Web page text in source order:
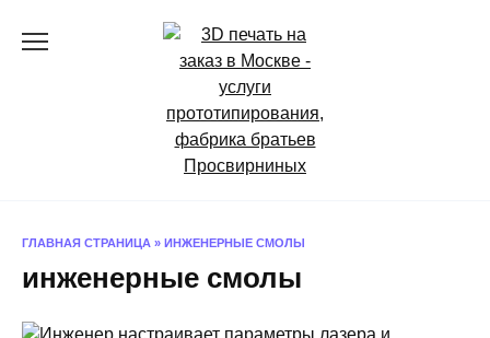
ГЛАВНАЯ СТРАНИЦА » ИНЖЕНЕРНЫЕ СМОЛЫ
инженерные смолы